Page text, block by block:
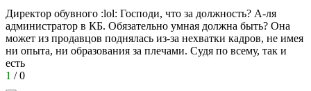
Директор обувного :lol: Господи, что за должность? А-ля
администратор в КБ. Обязательно умная должна быть? Она
может из продавцов поднялась из-за нехватки кадров, не имея
ни опыта, ни образования за плечами. Судя по всему, так и
есть
1 /0